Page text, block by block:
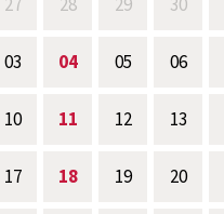
03 04 05 06
10 11 12 13
17 18 19 20